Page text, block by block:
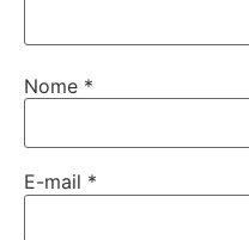
Nome *
E-mail *